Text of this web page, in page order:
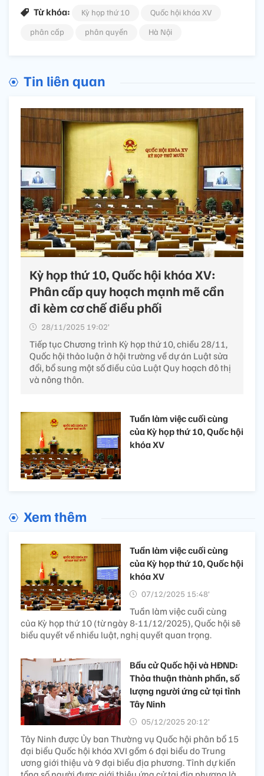
Từ khóa: Kỳ họp thứ 10
Quốc hội khóa XV
phân cấp
phân quyền Hà Nội
Tin liên quan
Kỳ họp thứ 10, Quốc hội khóa XV:
Phân cấp quy hoạch mạnh mẽ cần
đi kèm cơ chế điều phối
28/11/2025 19:02’
Tiếp tục Chương trình Kỳ họp thứ 10, chiều 28/11,
Quốc hội thảo luận ở hội trường về dự án Luật sửa
đổi, bổ sung một số điều của Luật Quy hoạch đô thị
và nông thôn.
Tuần làm việc cuối cùng
của Kỳ họp thứ 10, Quốc hội
khóa XV
Xem thêm
Tuần làm việc cuối cùng
của Kỳ họp thứ 10, Quốc hội
khóa XV
07/12/2025 15:48’
Tuần làm việc cuối cùng
của Kỳ họp thứ 10 (từ ngày 8-11/12/2025), Quốc hội sẽ
biểu quyết về nhiều luật, nghị quyết quan trọng.
Bầu cử Quốc hội và HĐND:
Thỏa thuận thành phần, số
lượng người ứng cử tại tỉnh
Tây Ninh
05/12/2025 20:12’
Tây Ninh được Ủy ban Thường vụ Quốc hội phân bổ 15
đại biểu Quốc hội khóa XVI gồm 6 đại biểu do Trung
ương giới thiệu và 9 đại biểu địa phương. Tỉnh dự kiến